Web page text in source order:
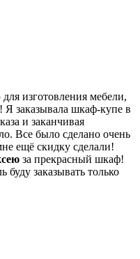
изготовления мебели,
заказывала шкаф-купе в
и заканчивая
Все было сделано очень
ещё скидку сделали!
за прекрасный шкаф!
буду заказывать только